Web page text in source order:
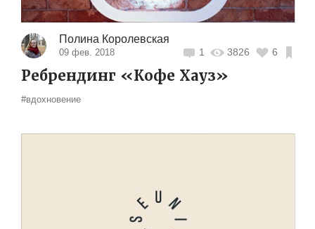
Полина Королевская
09 фев. 2018 1 3826 6
Ребрендинг «Кофе Хауз»
#вдохновение